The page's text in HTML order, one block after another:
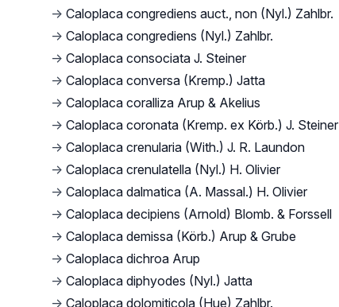
→ Caloplaca congrediens auct., non (Nyl.) Zahlbr.
→ Caloplaca congrediens (Nyl.) Zahlbr.
→ Caloplaca consociata J. Steiner
→ Caloplaca conversa (Kremp.) Jatta
→ Caloplaca coralliza Arup & Akelius
→ Caloplaca coronata (Kremp. ex Körb.) J. Steiner
→ Caloplaca crenularia (With.) J. R. Laundon
→ Caloplaca crenulatella (Nyl.) H. Olivier
→ Caloplaca dalmatica (A. Massal.) H. Olivier
→ Caloplaca decipiens (Arnold) Blomb. & Forssell
→ Caloplaca demissa (Körb.) Arup & Grube
→ Caloplaca dichroa Arup
→ Caloplaca diphyodes (Nyl.) Jatta
→ Caloplaca dolomiticola (Hue) Zahlbr.